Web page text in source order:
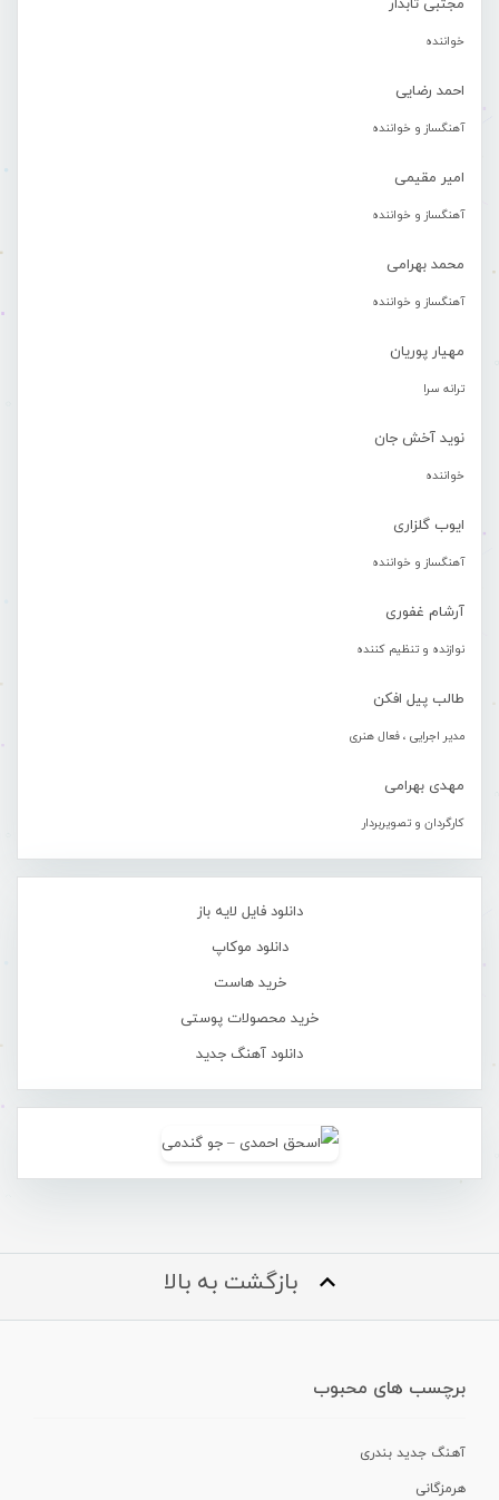
مجتبی تابدار
خواننده
احمد رضایی
آهنگساز و خواننده
امیر مقیمی
آهنگساز و خواننده
محمد بهرامی
آهنگساز و خواننده
مهیار پوریان
ترانه سرا
نوید آخش جان
خواننده
ایوب گلزاری
آهنگساز و خواننده
آرشام غفوری
نوازنده و تنظیم کننده
طالب پیل افکن
مدیر اجرایی ، فعال هنری
مهدی بهرامی
کارگردان و تصویربردار
دانلود فایل لایه باز
دانلود موکاپ
خرید هاست
خرید محصولات پوستی
دانلود آهنگ جدید
بازگشت به بالا
برچسب های محبوب
آهنگ جدید بندری
هرمزگانی